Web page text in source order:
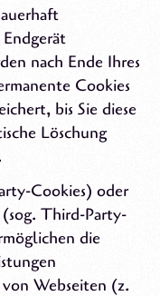
nach Ende Ihres
Cookies
bis Sie diese
Löschung
Cookies) oder
Third-Party-
die
Webseiten (z.